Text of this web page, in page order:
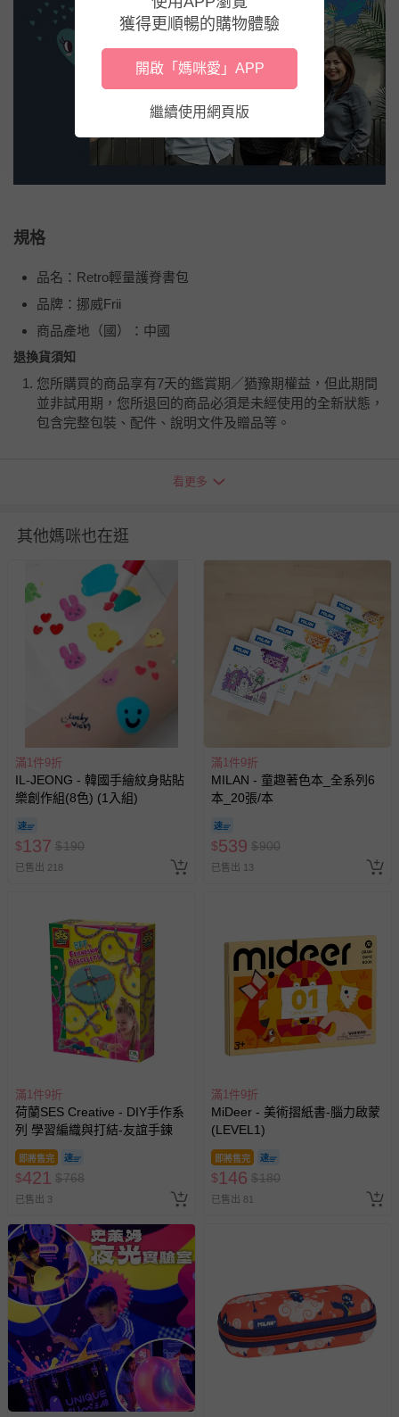
規格
品名：Retro輕量護脊書包
品牌：挪威Frii
商品產地（國）：中國
退換貨須知
您所購買的商品享有7天的鑑賞期／猶豫期權益，但此期間
並非試用期，您所退回的商品必須是未經使用的全新狀態，
包含完整包裝、配件、說明文件及贈品等。
瑕疵退換貨所產生的運費，將由媽咪愛負責處理，若非瑕疵
並點選『我要退貨』即可進行申請。若有相關退貨問題，請
至媽咪愛LINE@客服ID: @mamilove
與服務，謝謝。
針對滿件折/滿額贈…等活動，如因部份退貨，而該訂單保
留商品未達活動門檻，將以原價計算，活動贈品亦需一併退
回。
部分商品依據消費者保護法的規定，不適用七天鑑賞期/猶
豫期範圍：
易於腐敗、保存期限較短或解約時即將逾期（例如生鮮
商品、食品等）。
客製化商品（例如客製生日書、姓名貼等）。
報紙、期刊或雜誌（惟書籍如經拆封、使用，則酌收整
經消費者拆封之影音商品或電腦軟體（例如 DVD、CD
等）。
上服務，經消費者事先同意始提供（例如線上課程、遊
戲或活動點數等）。
已拆封之以下類型商品：
-個人衛生用品（例如尿布、貼身衣物、泳裝、襪子、地
墊、寢具類等）。
-新生兒親膚衣物（嬰幼兒包巾與背巾、包屁衣、學習
褲、紗布衣等）。
-接觸性孕哺產品（奶嘴、奶瓶、擠乳器、哺乳衣、托腹
帶束縛衣、餐搖椅等）。
-其他原廠盒裝商品封口處已貼上「不可拆封」，或具警
示字句等說明貼紙、封條者。
國際航空、客運、訂房等服務。
相關的退換貨辦理流程，可詳見：退換貨 & 退款問題
其他常見問題：
運送服務：目前提供的運送僅限台灣本島。如您位於離島地
區，可能會無法配送，或須依據商品需加收離島運費。廠商
亦保留出貨與否的權利。離島、偏遠地區、樓層親送等加價
費用，可能會另需加收。
商品實際的配達日期，可於訂單個人資料內的查詢訂單內，
已出貨通知之訊息為主。
如您收到商品，請依正常流程檢查是否完好，若商品遇瑕疵
看更多
其他媽咪也在逛
滿1件9折
IL-JEONG - 韓國手繪紋身貼貼
樂創作組(8色) (1入組)
$137 $190
已售出 218
滿1件9折
MILAN - 童趣著色本_全系列6
本_20張/本
$539 $900
已售出 13
滿1件9折
荷蘭SES Creative - DIY手作系
列 學習編織與打結-友誼手鍊
即將售完
$421 $768
已售出 3
滿1件9折
MiDeer - 美術摺紙書-腦力啟蒙
(LEVEL1)
即將售完
$146 $180
已售出 81
獲得更順暢的購物體驗
開啟「媽咪愛」APP
繼續使用網頁版